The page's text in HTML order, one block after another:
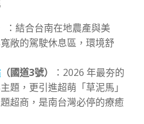
：結合台南在地農產與美
敞的駕駛休息區，環境舒
（國道3號）
：2026 年最夯的
題，更引進超萌「草泥馬」
超商，是南台灣必停的療癒